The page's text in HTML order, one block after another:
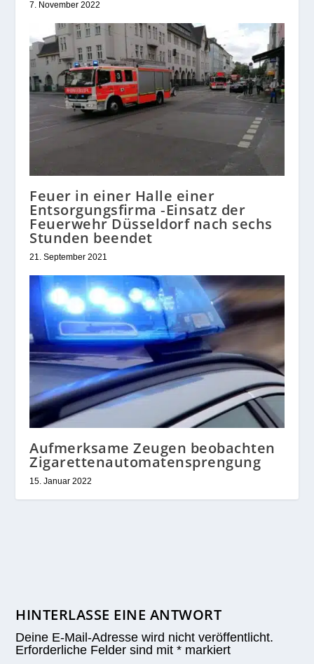
7. November 2022
Feuer in einer Halle einer
Entsorgungsfirma ‑Einsatz der
Feuerwehr Düsseldorf nach sechs
Stunden beendet
21. September 2021
Aufmerksame Zeugen beobachten
Zigarettenautomatensprengung
15. Januar 2022
HINTERLASSE EINE ANTWORT
Deine E-Mail-Adresse wird nicht veröffentlicht.
Erforderliche Felder sind mit* markiert